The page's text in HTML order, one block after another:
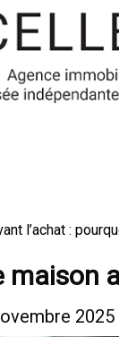
l’achat :
2025